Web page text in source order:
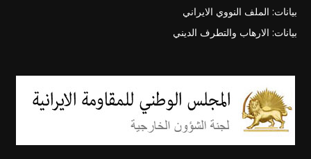
بيانات: الملف النووي الايراني
بيانات: الارهاب والتطرف الديني